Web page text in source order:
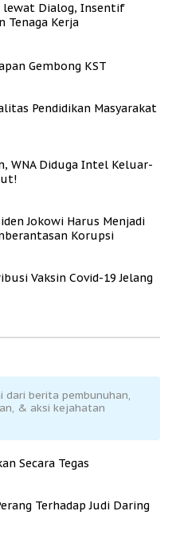
lewat Dialog, Insentif
Tenaga Kerja
Gembong KST
Pendidikan Masyarakat
WNA Diduga Intel Keluar-
Jokowi Harus Menjadi
Korupsi
Vaksin Covid-19 Jelang
dari berita pembunuhan,
& aksi kejahatan
Secara Tegas
Terhadap Judi Daring